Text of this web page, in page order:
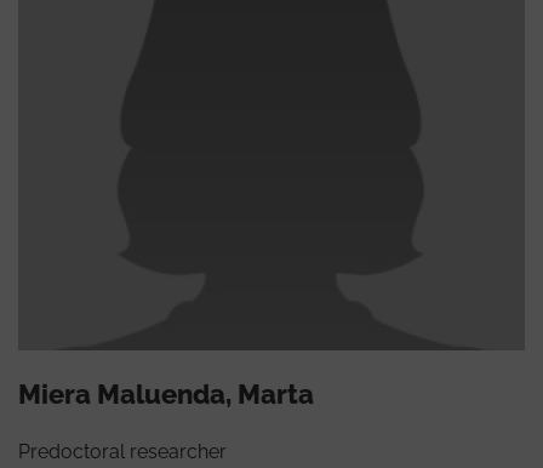
Miera Maluenda, Marta
Predoctoral researcher